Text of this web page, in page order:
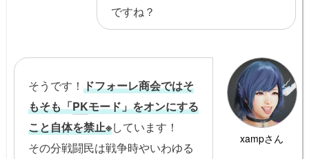
ですね？
xampさん
そうです！ ドフォーレ商会ではそ
もそも「PKモード」をオンにする
こと自体を禁止※しています！
その分戦闘民は戦争時やいわゆる